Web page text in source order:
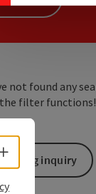
not found any
filter functions!
binding inquiry
Select language